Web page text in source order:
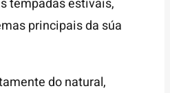
tempadas estivais,
principais da súa
do natural,